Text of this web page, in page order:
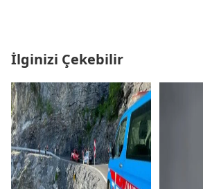
İlginizi Çekebilir